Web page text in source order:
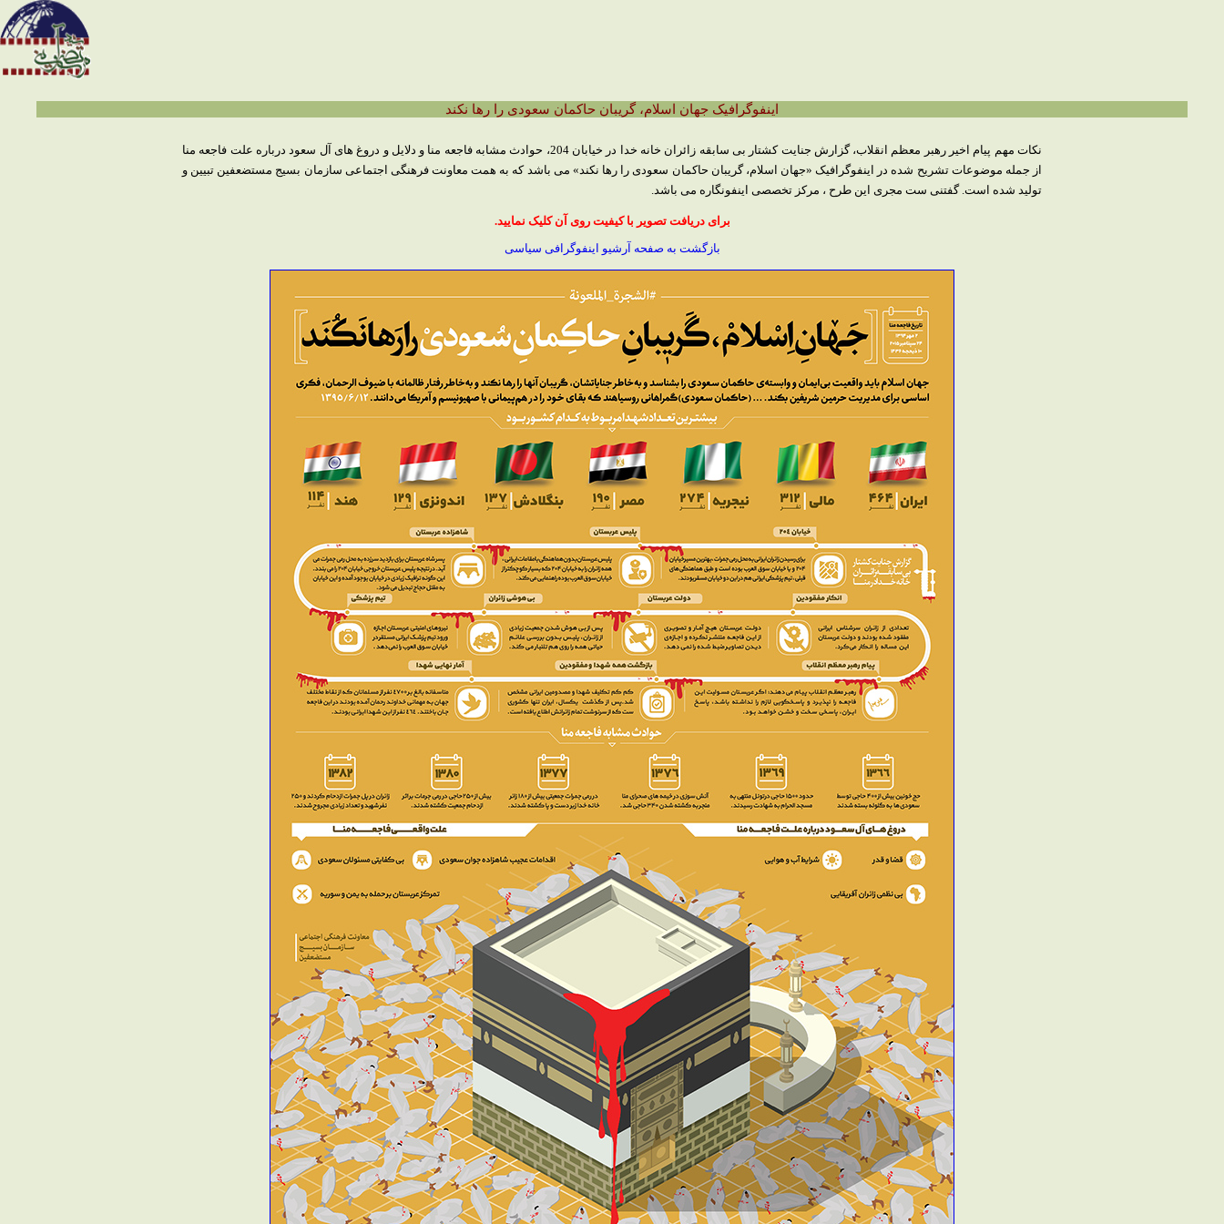
اینفوگرافیک جهان اسلام، گریبان حاکمان سعودی را رها نکند
نکات مهم پیام اخیر رهبر معظم انقلاب، گزارش جنایت کشتار بی سابقه زائران خانه خدا در خیابان 204، حوادث مشابه فاجعه منا و دلایل و دروغ های آل سعود درباره علت فاجعه منا
از جمله موضوعات تشریح شده در اینفوگرافیک «جهان اسلام، گریبان حاکمان سعودی را رها نکند» می باشد که به همت معاونت فرهنگی اجتماعی سازمان بسیج مستضعفین تبیین و
تولید شده است. گفتنی ست مجری این طرح ، مرکز تخصصی اینفونگاره می باشد.
برای دریافت تصویر با کیفیت روی آن کلیک نمایید.
بازگشت به صفحه آرشیو اینفوگرافی سیاسی